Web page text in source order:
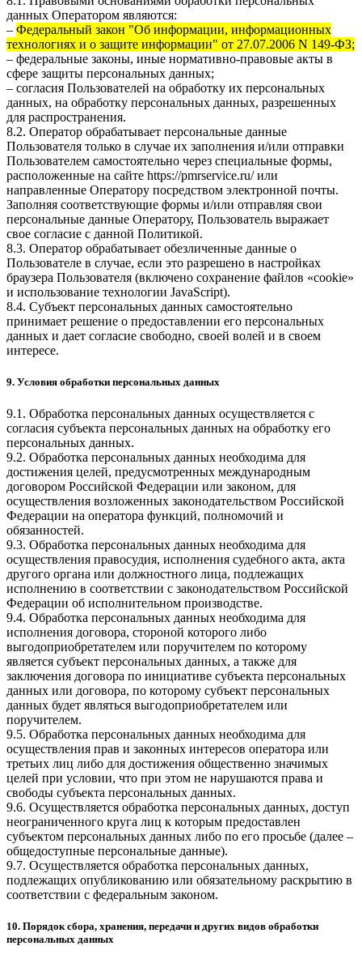
данных Оператором являются:
– Федеральный закон "Об информации, информационных
технологиях и о защите информации" от 27.07.2006 N 149-ФЗ;
– федеральные законы, иные нормативно-правовые акты в
сфере защиты персональных данных;
– согласия Пользователей на обработку их персональных
данных, на обработку персональных данных, разрешенных
для распространения.
8.2. Оператор обрабатывает персональные данные
Пользователя только в случае их заполнения и/или отправки
Пользователем самостоятельно через специальные формы,
расположенные на сайте https://pmrservice.ru/или
направленные Оператору посредством электронной почты.
Заполняя соответствующие формы и/или отправляя свои
персональные данные Оператору, Пользователь выражает
свое согласие с данной Политикой.
8.3. Оператор обрабатывает обезличенные данные о
Пользователе в случае, если это разрешено в настройках
браузера Пользователя (включено сохранение файлов «cookie»
и использование технологии JavaScript).
8.4. Субъект персональных данных самостоятельно
принимает решение о предоставлении его персональных
данных и дает согласие свободно, своей волей и в своем
интересе.
9. Условия обработки персональных данных
9.1. Обработка персональных данных осуществляется с
согласия субъекта персональных данных на обработку его
персональных данных.
9.2. Обработка персональных данных необходима для
достижения целей, предусмотренных международным
договором Российской Федерации или законом, для
осуществления возложенных законодательством Российской
Федерации на оператора функций, полномочий и
обязанностей.
9.3. Обработка персональных данных необходима для
осуществления правосудия, исполнения судебного акта, акта
другого органа или должностного лица, подлежащих
исполнению в соответствии с законодательством Российской
Федерации об исполнительном производстве.
9.4. Обработка персональных данных необходима для
исполнения договора, стороной которого либо
выгодоприобретателем или поручителем по которому
является субъект персональных данных, а также для
заключения договора по инициативе субъекта персональных
данных или договора, по которому субъект персональных
данных будет являться выгодоприобретателем или
поручителем.
9.5. Обработка персональных данных необходима для
осуществления прав и законных интересов оператора или
третьих лиц либо для достижения общественно значимых
целей при условии, что при этом не нарушаются права и
свободы субъекта персональных данных.
9.6. Осуществляется обработка персональных данных, доступ
неограниченного круга лиц к которым предоставлен
субъектом персональных данных либо по его просьбе (далее –
общедоступные персональные данные).
9.7. Осуществляется обработка персональных данных,
подлежащих опубликованию или обязательному раскрытию в
соответствии с федеральным законом.
10. Порядок сбора, хранения, передачи и других видов обработки
персональных данных